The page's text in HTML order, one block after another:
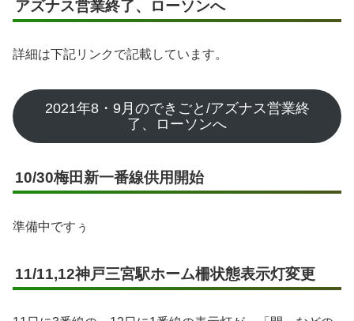
アズナス営業終了、ローソンへ
詳細は下記リンクで記載しています。
2021年8・9月のできごと/アズナス営業終
了、ローソンへ
10/30梅田新一番線供用開始
準備中ですぅ
11/11,12神戸三宮駅ホーム柵状態表示灯変更